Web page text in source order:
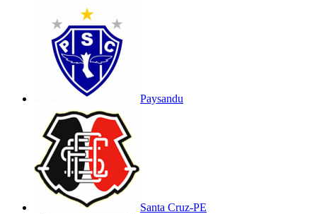
Paysandu
Santa Cruz-PE